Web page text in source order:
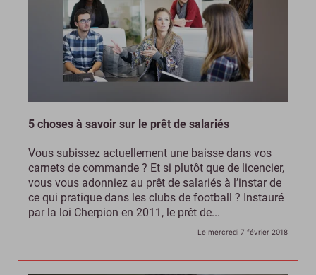
5 choses à savoir sur le prêt de salariés
Vous subissez actuellement une baisse dans vos
carnets de commande ? Et si plutôt que de licencier,
vous vous adonniez au prêt de salariés à l’instar de
ce qui pratique dans les clubs de football ? Instauré
par la loi Cherpion en 2011, le prêt de...
Le mercredi 7 février 2018